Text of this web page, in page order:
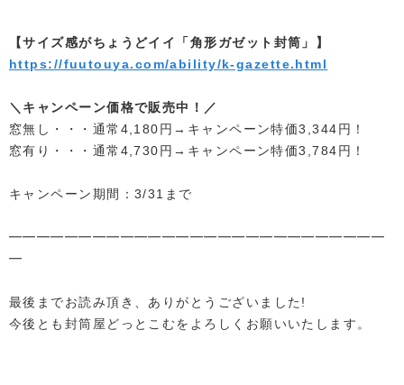
【サイズ感がちょうどイイ「角形ガゼット封筒」】
https://fuutouya.com/ability/k-gazette.html
＼キャンペーン価格で販売中！／
窓無し・・・通常4,180円→キャンペーン特価3,344円！
窓有り・・・通常4,730円→キャンペーン特価3,784円！
キャンペーン期間：3/31まで
━━━━━━━━━━━━━━━━━━━━━━━━━━━
━
最後までお読み頂き、ありがとうございました!
今後とも封筒屋どっとこむをよろしくお願いいたします。